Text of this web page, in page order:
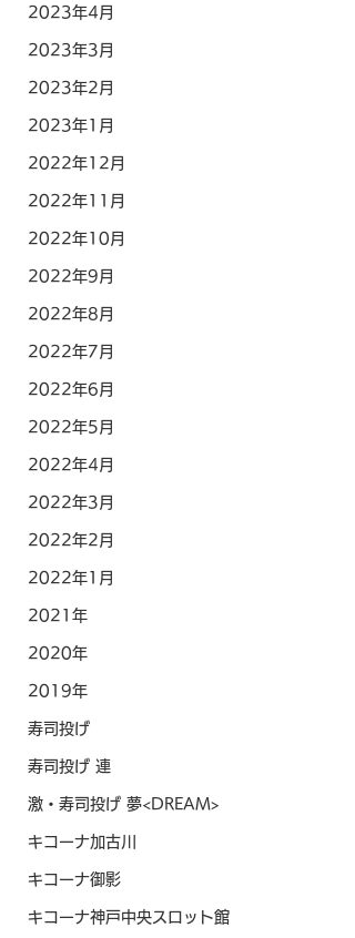
2023年4月
2023年3月
2023年2月
2023年1月
2022年12月
2022年11月
2022年10月
2022年9月
2022年8月
2022年7月
2022年6月
2022年5月
2022年4月
2022年3月
2022年2月
2022年1月
2021年
2020年
2019年
寿司投げ
寿司投げ 連
激・寿司投げ 夢<DREAM>
キコーナ加古川
キコーナ御影
キコーナ神戸中央スロット館